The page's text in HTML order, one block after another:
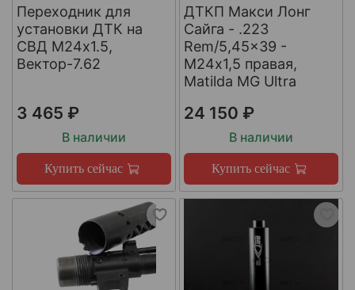
Переходник для
установки ДТК на
СВД М24х1.5,
Вектор-7.62
3 465 ₽
В наличии
Купить сейчас
ДТКП Макси Лонг
Сайга - .223
Rem/5,45x39 -
М24x1,5 правая,
Matilda MG Ultra
24 150 ₽
В наличии
Купить сейчас